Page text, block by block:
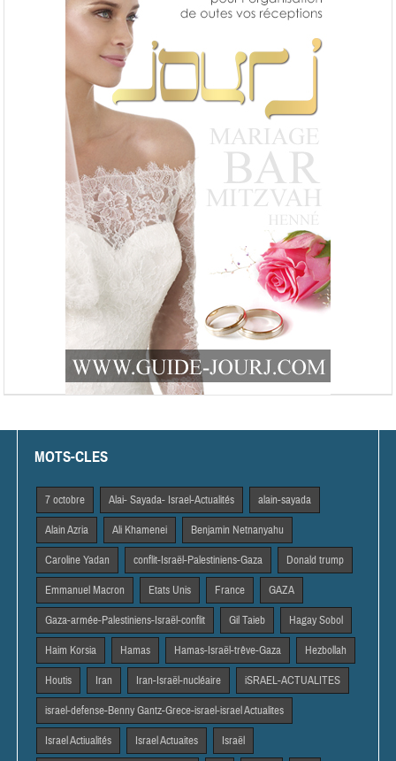
MOTS-CLES
7 octobre Alai- Sayada- Israel-Actualités alain-sayada
Alain Azria Ali Khamenei Benjamin Netnanyahu
Caroline Yadan conflit-Israël-Palestiniens-Gaza Donald trump
Emmanuel Macron Etats Unis France GAZA
Gaza-armée-Palestiniens-Israël-conflit Gil Taieb Hagay Sobol
Haim Korsia Hamas Hamas-Israël-trêve-Gaza Hezbollah
Houtis Iran Iran-Israël-nucléaire iSRAEL-ACTUALITES
israel-defense-Benny Gantz-Grece-israel-israel Actualites
Israel Actiualités Israel Actuaites Israël